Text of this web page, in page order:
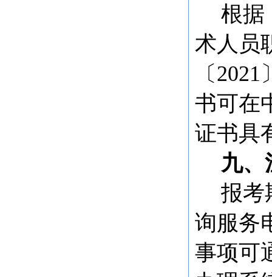
根据
术人员
〔2021
书可在
证书具
九、
报考
询服务
事项可